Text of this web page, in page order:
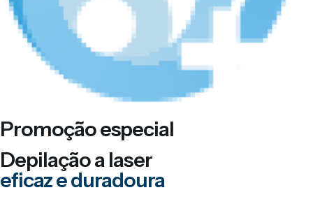
Promoção especial
Depilação a laser
eficaz e duradoura